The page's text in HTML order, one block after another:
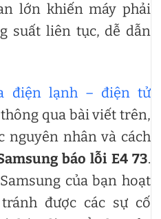
lớn khiến máy phải
suất liên tục, dễ dẫn
điện lạnh – điện tử
qua bài viết trên,
nguyên nhân và cách
báo lỗi E4 73.
của bạn hoạt
được các sự cố